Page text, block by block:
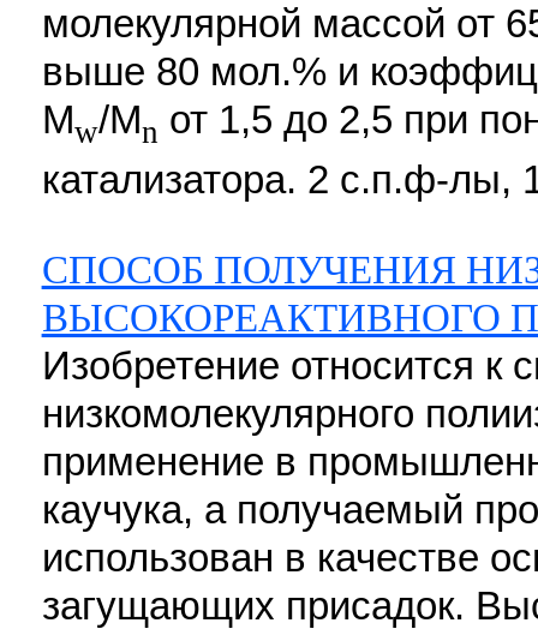
молекулярной массой от
выше 80 мол.% и
Mw/Мn от 1,5 до 2,5 при
катализатора. 2 с.п.ф-лы,
СПОСОБ ПОЛУЧЕНИЯ
ВЫСОКОРЕАКТИВНОГО
Изобретение относится к
низкомолекулярного
применение в
каучука, а получаемый
использован в качестве
загущающих присадок.